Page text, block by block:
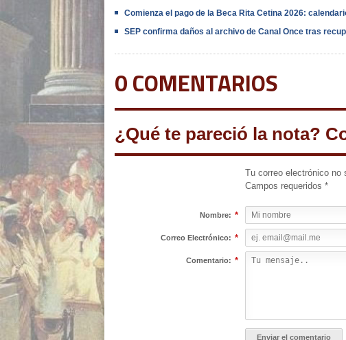
Comienza el pago de la Beca Rita Cetina 2026:
SEP confirma daños al archivo de Canal Once tras
0 COMENTARIOS
¿Qué te pareció la nota?
Tu correo electrónico no
Campos requeridos *
Nombre: *
Correo Electrónico: *
Comentario: *